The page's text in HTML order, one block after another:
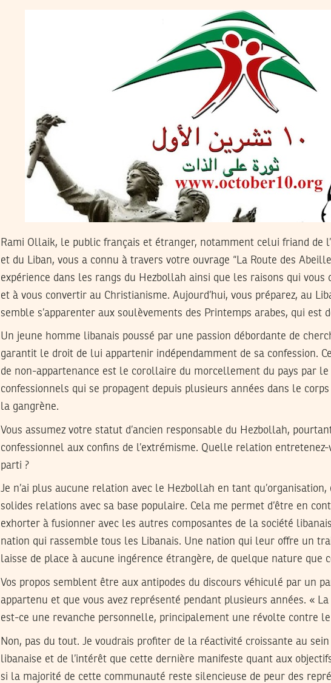
Rami Ollaik, le public français et étranger, notamment celui friand de
et du Liban, vous a connu à travers votre ouvrage “La Route des
expérience dans les rangs du Hezbollah ainsi que les raisons qui vous
et à vous convertir au Christianisme. Aujourd’hui, vous préparez, au
semble s’apparenter aux soulèvements des Printemps arabes, qui est
Un jeune homme libanais poussé par une passion débordante de
garantit le droit de lui appartenir indépendamment de sa confession.
de non-appartenance est le corollaire du morcellement du pays par le
confessionnels qui se propagent depuis plusieurs années dans le
la gangrène.
Vous assumez votre statut d’ancien responsable du Hezbollah,
confessionnel aux confins de l’extrémisme. Quelle relation entretenez-
parti ?
Je n’ai plus aucune relation avec le Hezbollah en tant qu’organisation,
solides relations avec sa base populaire. Cela me permet d’être en
exhorter à fusionner avec les autres composantes de la société
nation qui rassemble tous les Libanais. Une nation qui leur offre un
laisse de place à aucune ingérence étrangère, de quelque nature que
Vos propos semblent être aux antipodes du discours véhiculé par un
appartenu et que vous avez représenté pendant plusieurs années. «
est-ce une revanche personnelle, principalement une révolte contre
Non, pas du tout. Je voudrais profiter de la réactivité croissante au
libanaise et de l’intérêt que cette dernière manifeste quant aux
si la majorité de cette communauté reste silencieuse de peur des